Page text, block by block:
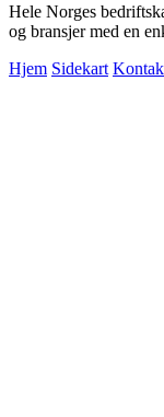
Hele Norges
og bransjer med en
Hjem Sidekart